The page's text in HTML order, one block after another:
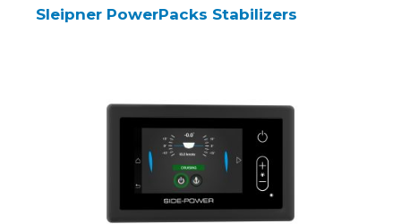
Sleipner PowerPacks Stabilizers